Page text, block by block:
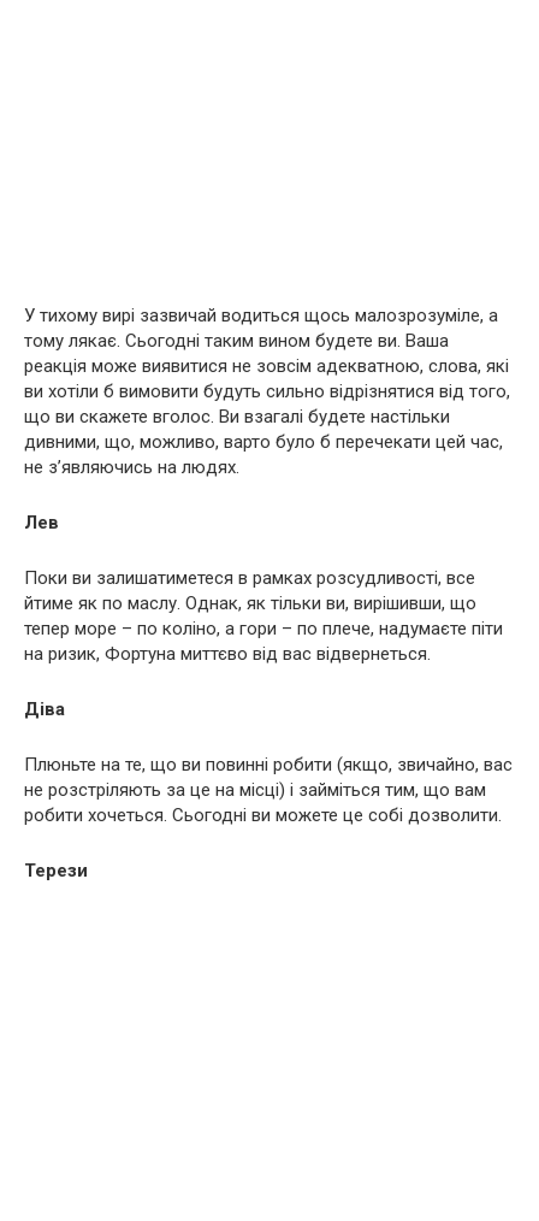
У тихому вирі зазвичай водиться щось малозрозуміле, а
тому лякає. Сьогодні таким вином будете ви. Ваша
реакція може виявитися не зовсім адекватною, слова, які
ви хотіли б вимовити будуть сильно відрізнятися від того,
що ви скажете вголос. Ви взагалі будете настільки
дивними, що, можливо, варто було б перечекати цей час,
не з’являючись на людях.
Лев
Поки ви залишатиметеся в рамках розсудливості, все
йтиме як по маслу. Однак, як тільки ви, вирішивши, що
тепер море – по коліно, а гори – по плече, надумаєте піти
на ризик, Фортуна миттєво від вас відвернеться.
Діва
Плюньте на те, що ви повинні робити (якщо, звичайно, вас
не розстріляють за це на місці) і займіться тим, що вам
робити хочеться. Сьогодні ви можете це собі дозволити.
Терези